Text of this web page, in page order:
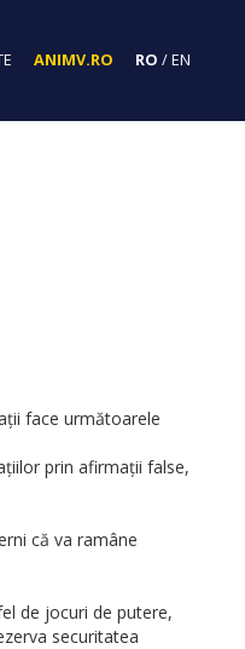
ANIMV.RO RO /EN
face următoarele
prin afirmații false,
că va ramâne
de jocuri de putere,
securitatea